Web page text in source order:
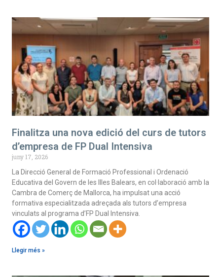
Finalitza una nova edició del curs de tutors
d’empresa de FP Dual Intensiva
juny 17, 2026
La Direcció General de Formació Professional i Ordenació
Educativa del Govern de les Illes Balears, en col·laboració amb la
Cambra de Comerç de Mallorca, ha impulsat una acció
formativa especialitzada adreçada als tutors d’empresa
vinculats al programa d’FP Dual Intensiva.
Llegir més »